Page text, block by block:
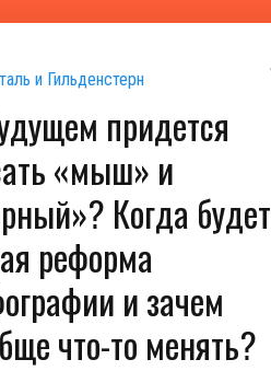
и Гильденстерн
придется
«мыш» и
Когда будет
реформа
и зачем
что-то менять?